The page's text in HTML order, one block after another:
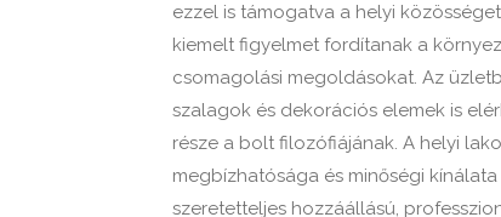
ezzel is támogatva a helyi
kiemelt figyelmet fordítanak a
csomagolási megoldásokat. Az
szalagok és dekorációs elemek is
része a bolt filozófiájának. A helyi
megbízhatósága és minőségi
szeretetteljes hozzáállású,